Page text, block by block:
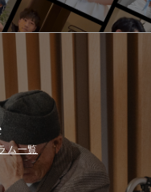
ム一覧